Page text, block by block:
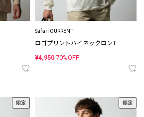
Safari CURRENT
ロゴプリントハイネックロンT
¥4,950 70%OFF
限定 限定